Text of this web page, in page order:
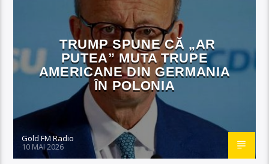
TRUMP SPUNE CĂ „AR
PUTEA” MUTA TRUPE
AMERICANE DIN GERMANIA
ÎN POLONIA
Gold FM Radio
10 MAI 2026